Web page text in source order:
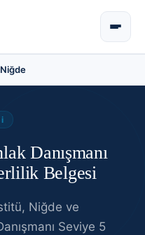
Niğde
Danışmanı
Belgesi
Niğde ve
Seviye 5